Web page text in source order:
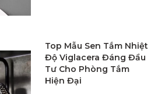
Top Mẫu Sen Tắm Nhiệt
Độ Viglacera Đáng Đầu
Tư Cho Phòng Tắm
Hiện Đại